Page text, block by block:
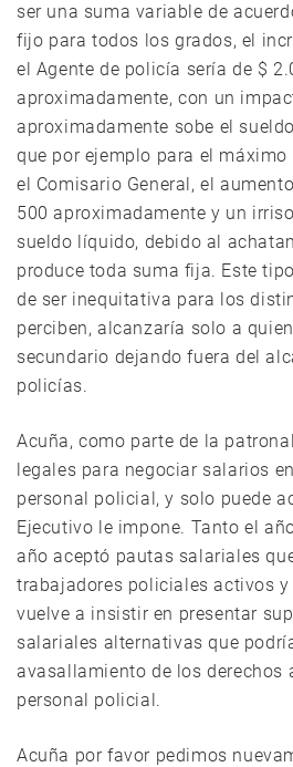
ser una suma variable de
fijo para todos los grados, el
el Agente de policía sería de $
aproximadamente, con un
aproximadamente sobe el
que por ejemplo para el
el Comisario General, el
500 aproximadamente y un
sueldo líquido, debido al
produce toda suma fija. Este
de ser inequitativa para los
perciben, alcanzaría solo a
secundario dejando fuera del
policías.
Acuña, como parte de la
legales para negociar salarios
personal policial, y solo puede
Ejecutivo le impone. Tanto el
año aceptó pautas salariales
trabajadores policiales activos
vuelve a insistir en presentar
salariales alternativas que
avasallamiento de los derechos
personal policial.
Acuña por favor pedimos